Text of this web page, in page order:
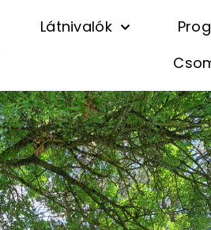
Látnivalók